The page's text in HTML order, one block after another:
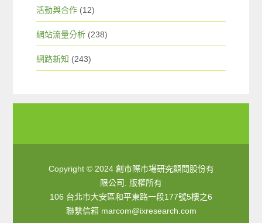
活動與合作 (12)
網站流量分析 (238)
網路新知 (243)
Copyright © 2024 創市際市場研究顧問股份有
限公司. 版權所有
106 台北市大安區和平東路一段177號5樓之6
聯繫信箱 marcom@ixresearch.com